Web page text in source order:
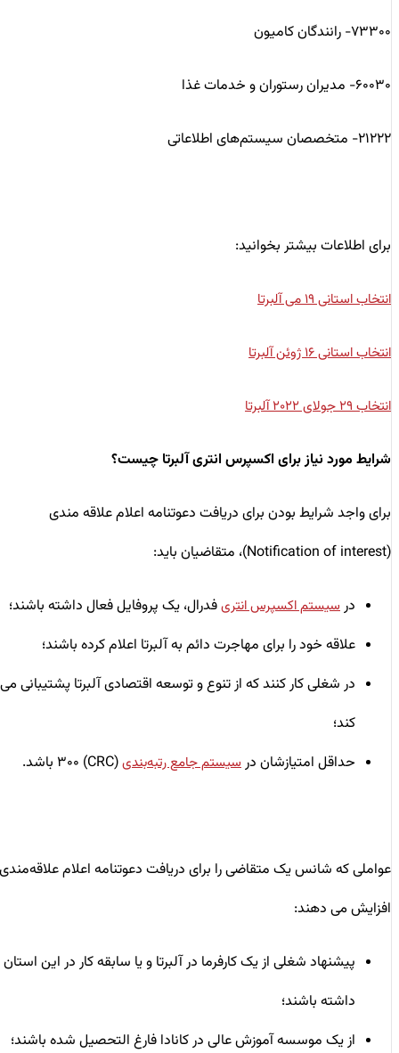
۷۳۳۰۰- رانندگان کامیون
۶۰۰۳۰- مدیران رستوران و خدمات غذا
۲۱۲۲۲- متخصصان سیستم‌های اطلاعاتی
برای اطلاعات بیشتر بخوانید:
انتخاب استانی ۱۹ می آلبرتا
انتخاب استانی ۱۶ ژوئن آلبرتا
انتخاب ۲۹ جولای ۲۰۲۲ آلبرتا
شرایط مورد نیاز برای اکسپرس انتری آلبرتا چیست؟
برای واجد شرایط بودن برای دریافت دعوتنامه اعلام علاقه مندی
درسیستم اکسپرس انتریفدرال، یک پروفایل فعال داشته باشند؛
علاقه خود را برای مهاجرت دائم به آلبرتا اعلام کرده باشند؛
در شغلی کار کنند که از تنوع و توسعه اقتصادی آلبرتا پشتیبانی می
کند؛
حداقل امتیازشان درسیستم جامع رتبه‌بندی(CRC) ۳۰۰ باشد.
عواملی که شانس یک متقاضی را برای دریافت دعوتنامه اعلام علاقه‌مندی
افزایش می دهند:
پیشنهاد شغلی از یک کارفرما در آلبرتا و یا سابقه کار در این استان
داشته باشند؛
از یک موسسه آموزش عالی در کانادا فارغ التحصیل شده باشند؛